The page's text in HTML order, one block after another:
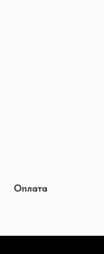
Оплата